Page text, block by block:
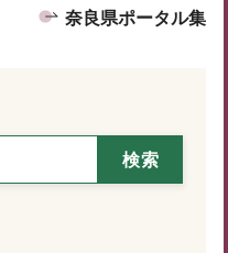
奈良県ポータル集